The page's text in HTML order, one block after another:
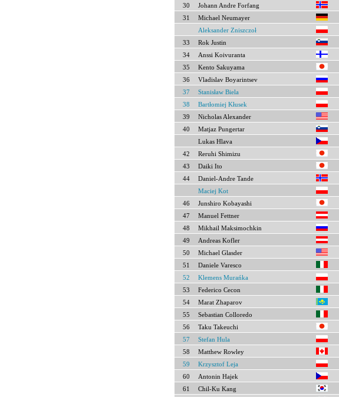
30
Johann Andre Forfang
31
Michael Neumayer
Aleksander Zniszczoł
33
Rok Justin
34
Anssi Koivuranta
35
Kento Sakuyama
36
Vladislav Boyarintsev
37
Stanisław Biela
38
Bartłomiej Kłusek
39
Nicholas Alexander
40
Matjaz Pungertar
Lukas Hlava
42
Reruhi Shimizu
43
Daiki Ito
44
Daniel-Andre Tande
Maciej Kot
46
Junshiro Kobayashi
47
Manuel Fettner
48
Mikhail Maksimochkin
49
Andreas Kofler
50
Michael Glasder
51
Daniele Varesco
52
Klemens Murańka
53
Federico Cecon
54
Marat Zhaparov
55
Sebastian Colloredo
56
Taku Takeuchi
57
Stefan Hula
58
Matthew Rowley
59
Krzysztof Leja
60
Antonin Hajek
61
Chil-Ku Kang